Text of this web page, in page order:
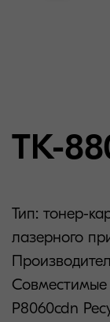
TK-
Тип: тонер-
лазерного
P8060cdn